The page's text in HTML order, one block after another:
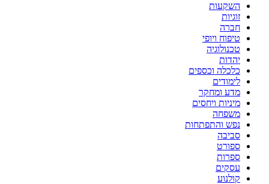
השקעות
זוגיות
חברה
טיפוח ויופי
טכנולוגיה
יהדות
כלכלה וכספים
לימודים
מדע ומחקר
מיניות ויחסים
משפחה
נפש והתפתחות
סביבה
ספורט
ספרות
עסקים
קולנוע